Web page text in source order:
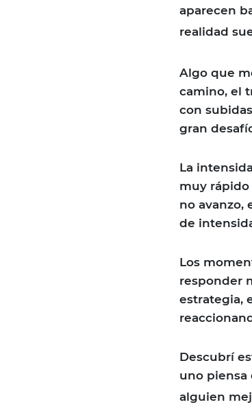
aparecen
realidad
Algo que
camino, el
con
gran
La
muy
no avanzo,
de
Los
responder
estrategia,
Descubrí
uno piensa
alguien